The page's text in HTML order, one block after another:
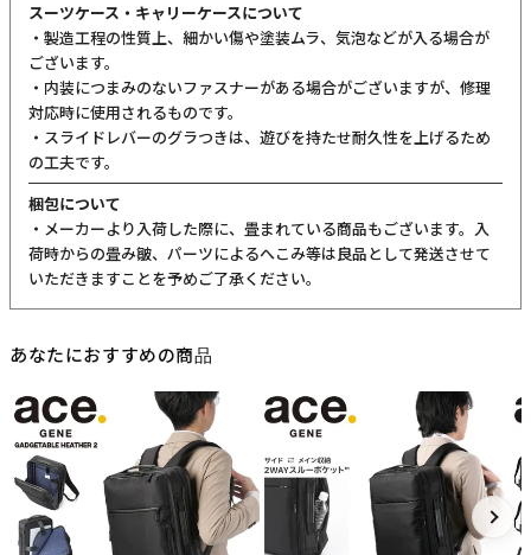
スーツケース・キャリーケースについて
・製造工程の性質上、細かい傷や塗装ムラ、気泡などが入る場合が
ございます。
・内装につまみのないファスナーがある場合がございますが、修理
対応時に使用されるものです。
・スライドレバーのグラつきは、遊びを持たせ耐久性を上げるため
の工夫です。
梱包について
・メーカーより入荷した際に、畳まれている商品もございます。入
荷時からの畳み皺、パーツによるへこみ等は良品として発送させて
いただきますことを予めご了承ください。
あなたにおすすめの商品